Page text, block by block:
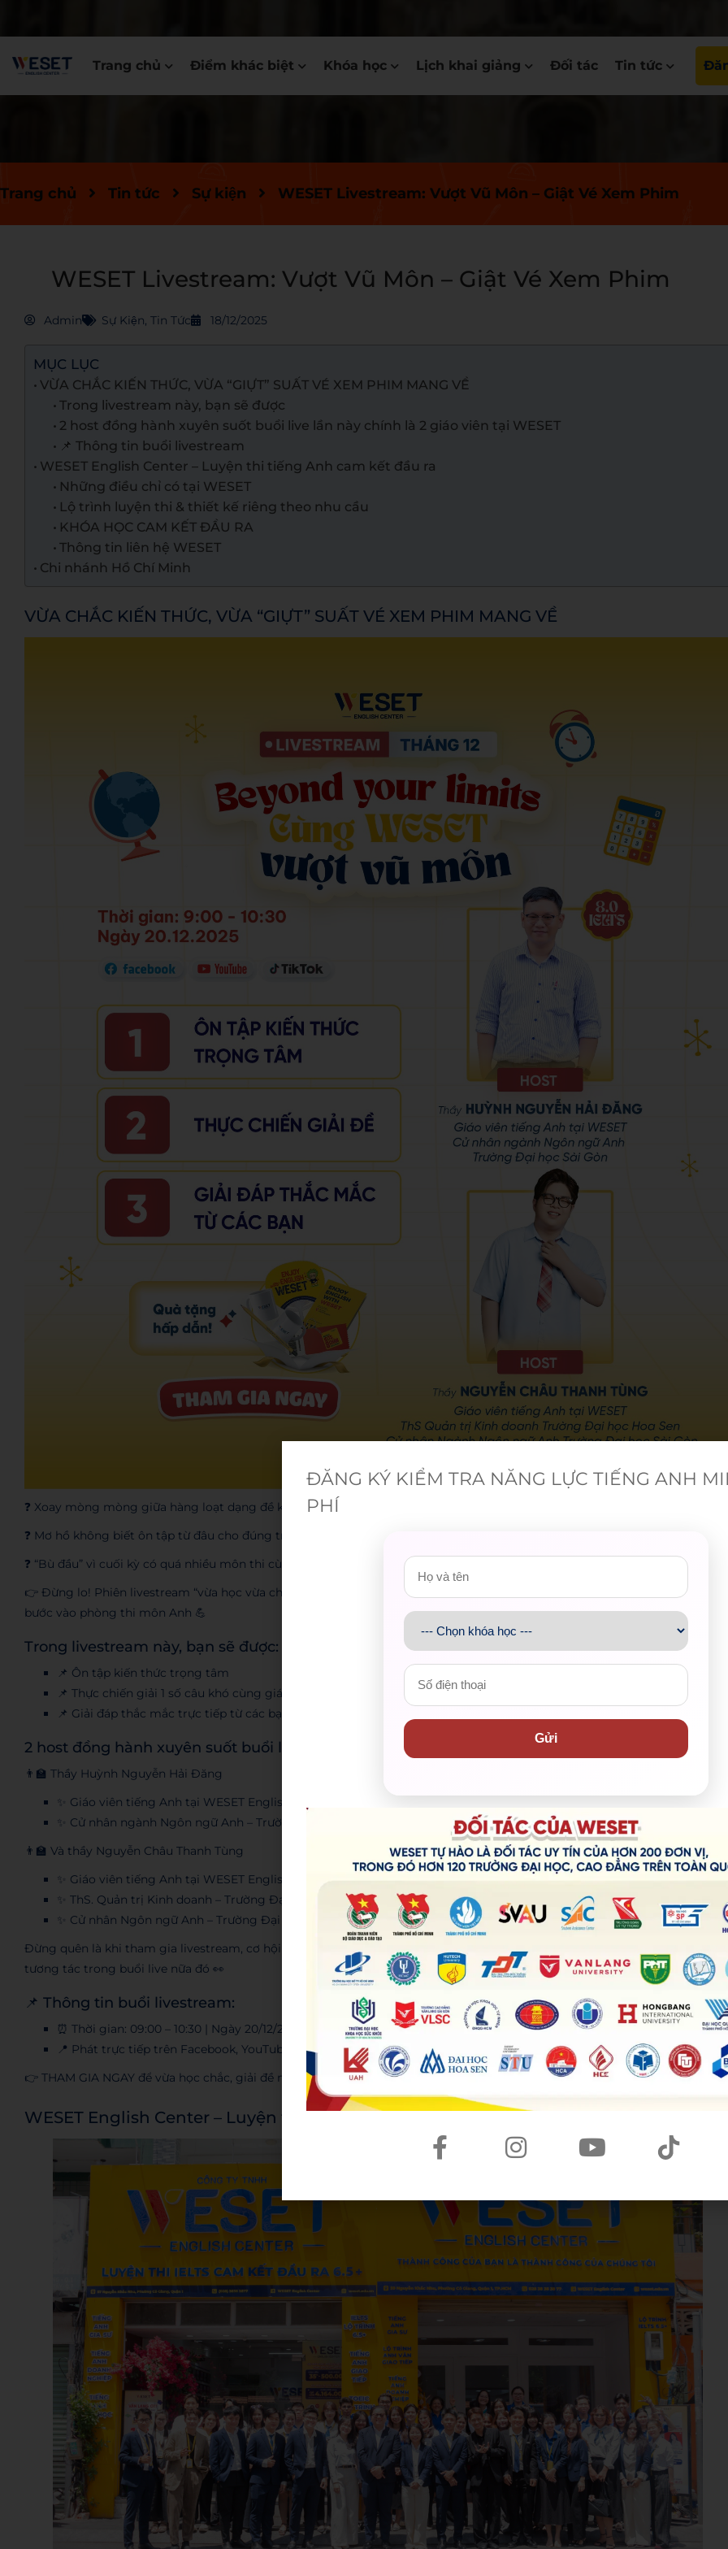
Trang chủ Điểm khác biệt Khóa học Lịch khai giảng Đối tác Tin tức
Trang chủ Tin tức Sự kiện WESET Livestream: Vượt Vũ Môn – Giật Vé Xem Phim
WESET Livestream: Vượt Vũ Môn – Giật Vé Xem Phim
Admin Sự Kiện, Tin Tức 18/12/2025
MỤC LỤC
VỪA CHẮC KIẾN THỨC, VỪA “GIỰT” SUẤT VÉ XEM PHIM MANG VỀ
Trong livestream này, bạn sẽ được
2 host đồng hành xuyên suốt buổi live lần này chính là 2 giáo viên tại WESET
📌 Thông tin buổi livestream
WESET English Center – Luyện thi tiếng Anh cam kết đầu ra
Những điều chỉ có tại WESET
Lộ trình luyện thi & thiết kế riêng theo nhu cầu
KHÓA HỌC CAM KẾT ĐẦU RA
Thông tin liên hệ WESET
Chi nhánh Hồ Chí Minh
VỪA CHẮC KIẾN THỨC, VỪA “GIỰT” SUẤT VÉ XEM PHIM MANG VỀ
❓ Xoay mòng mòng giữa hàng loạt dạng đề khó
❓ Mơ hồ không biết ôn tập từ đâu cho đúng trọng tâm
❓ “Bù đầu” vì cuối kỳ có quá nhiều môn thi cùng lúc
👉 Đừng lo! Phiên livestream “vừa học vừa chơi” sắp tới đây của WESET sẽ giúp bạn gỡ rối, nắm chắc trọng tâm và tự tin
bước vào phòng thi môn Anh 💪
Trong livestream này, bạn sẽ được:
📌 Ôn tập kiến thức trọng tâm
📌 Thực chiến giải 1 số câu khó cùng giáo viên
📌 Giải đáp thắc mắc trực tiếp từ các bạn
2 host đồng hành xuyên suốt buổi live lần này chính là 2 giáo viên tại WESET:
👨‍🏫 Thầy Huỳnh Nguyễn Hải Đăng
✨ Giáo viên tiếng Anh tại WESET English Center
✨ Cử nhân ngành Ngôn ngữ Anh – Trường Đại học Sài Gòn
👨‍🏫 Và thầy Nguyễn Châu Thanh Tùng
✨ Giáo viên tiếng Anh tại WESET English Center
✨ ThS. Quản trị Kinh doanh – Trường Đại học Hoa Sen
✨ Cử nhân Ngôn ngữ Anh – Trường Đại học Sài Gòn
Đừng quên là khi tham gia livestream, cơ hội nhận quà xịn xò, hấp dẫn từ WESET sẽ dành riêng cho các bạn theo dõi và
tương tác trong buổi live nữa đó 👀
📌 Thông tin buổi livestream:
⏰ Thời gian: 09:00 – 10:30 | Ngày 20/12/2025
📍 Phát trực tiếp trên Facebook, YouTube và TikTok của WESET English Center
👉 THAM GIA NGAY để vừa học chắc, giải đề mượt, lại còn có quà mang về 🎁
WESET English Center – Luyện thi tiếng Anh cam kết đầu ra
ĐĂNG KÝ KIỂM TRA NĂNG LỰC TIẾNG ANH
PHÍ
Gửi